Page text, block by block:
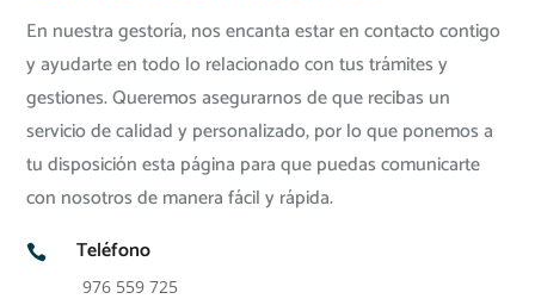
En nuestra gestoría, nos encanta estar en contacto contigo
y ayudarte en todo lo relacionado con tus trámites y
gestiones. Queremos asegurarnos de que recibas un
servicio de calidad y personalizado, por lo que ponemos a
tu disposición esta página para que puedas comunicarte
con nosotros de manera fácil y rápida.
 Teléfono
976 559 725